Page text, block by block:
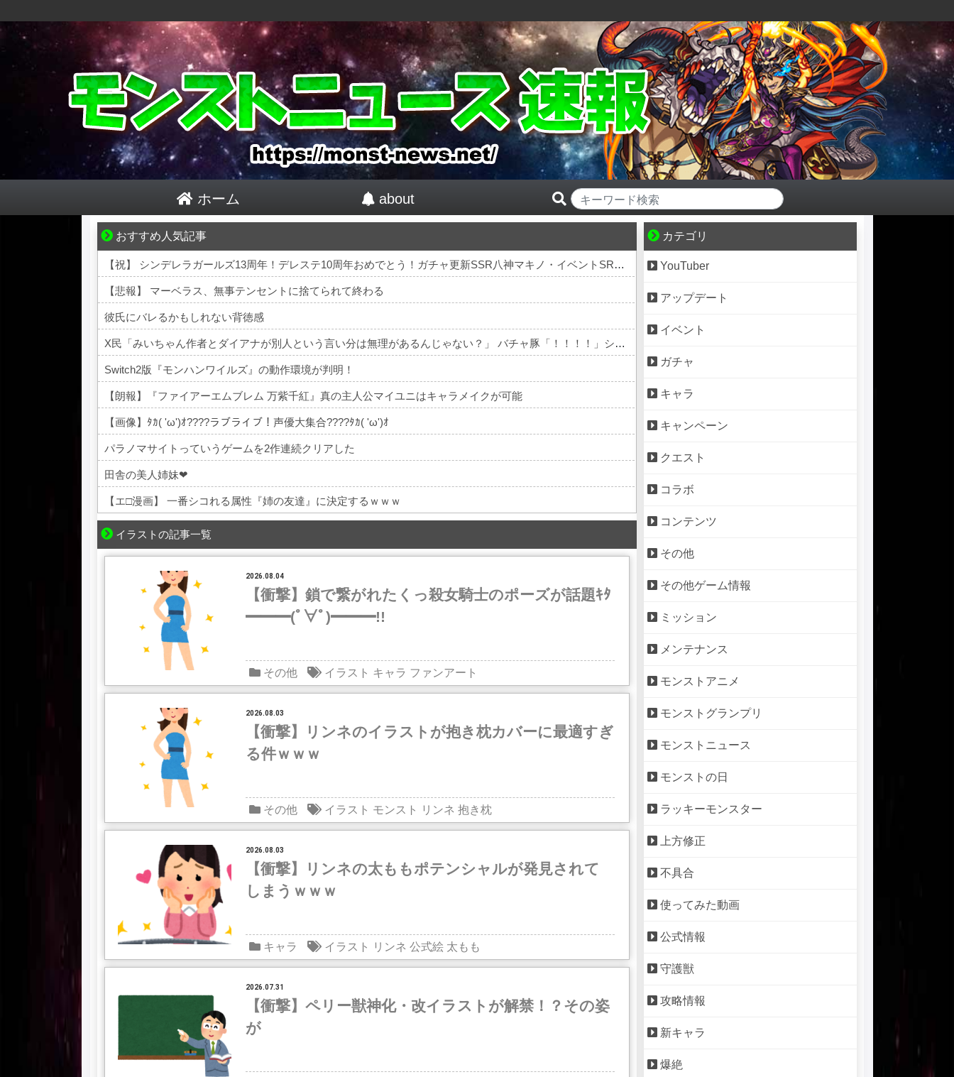
ホーム about
おすすめ人気記事
爽やか青年に忍び寄るストーカー疑惑
【祝】 シンデレラガールズ13周年！デレステ10周年おめでとう！ガチャ更新SSR八神マキノ・イベントSRイヴ、SR望月聖！
【悲報】 マーベラス、無事テンセントに捨てられて終わる
彼氏にバレるかもしれない背徳感
X民「みいちゃん作者とダイアナが別人という言い分は無理があるんじゃない？」 バチャ豚「！！！！」シュババババ
Switch2版『モンハンワイルズ』の動作環境が判明！
【朗報】『ファイアーエムブレム 万紫千紅』真の主人公マイユニはキャラメイクが可能
【画像】ﾀｶ( 'ω')ｵ????ラブライブ！声優大集合????ﾀｶ( 'ω')ｵ
パラノマサイトっていうゲームを2作連続クリアした
田舎の美人姉妹❤
【エ□漫画】 一番シコれる属性『姉の友達』に決定するｗｗｗ
Powered by livedoor 相互RSS
イラストの記事一覧
2026.08.04
【衝撃】鎖で繋がれたくっ殺女騎士のポーズが話題ｷﾀ
━━━(ﾟ∀ﾟ)━━━!!
その他 イラスト キャラ ファンアート
2026.08.03
【衝撃】リンネのイラストが抱き枕カバーに最適すぎ
る件ｗｗｗ
その他 イラスト モンスト リンネ 抱き枕
2026.08.03
【衝撃】リンネの太ももポテンシャルが発見されて
しまうｗｗｗ
キャラ イラスト リンネ 公式絵 太もも
2026.07.31
【衝撃】ペリー獣神化・改イラストが解禁！？その姿
が
カテゴリ
YouTuber
アップデート
イベント
ガチャ
キャラ
キャンペーン
クエスト
コラボ
コンテンツ
その他
その他ゲーム情報
ミッション
メンテナンス
モンストアニメ
モンストグランプリ
モンストニュース
モンストの日
ラッキーモンスター
上方修正
不具合
使ってみた動画
公式情報
守護獣
攻略情報
新キャラ
爆絶